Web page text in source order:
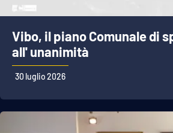
Vibo, il piano Comunale di
all' unanimità
30 luglio 2026